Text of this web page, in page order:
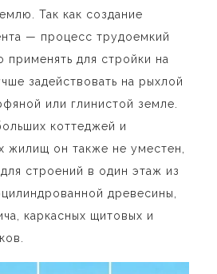
Так как создание
— процесс трудоемкий
применять для стройки на
задействовать на рыхлой
или глинистой земле.
коттеджей и
жилищ он также не уместен,
строений в один этаж из
древесины,
каркасных щитовых и